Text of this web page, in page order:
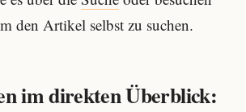
den Artikel selbst zu suchen.
im direkten Überblick: